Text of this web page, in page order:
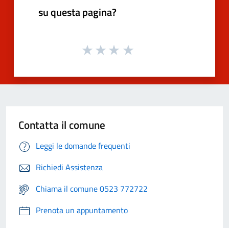
su questa pagina?
Contatta il comune
Leggi le domande frequenti
Richiedi Assistenza
Chiama il comune 0523 772722
Prenota un appuntamento